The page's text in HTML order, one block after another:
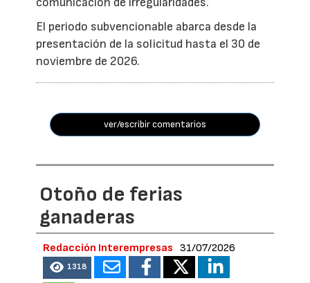
El periodo subvencionable abarca desde la
presentación de la solicitud hasta el 30 de
noviembre de 2026.
ver/escribir comentarios
Otoño de ferias
ganaderas
Redacción Interempresas 31/07/2026
1318